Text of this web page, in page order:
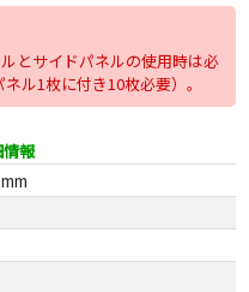
とサイドパネルの使用時は必
ル1枚に付き10枚必要）。
報